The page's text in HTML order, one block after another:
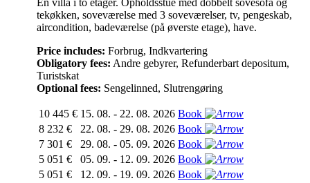
En villa i to etager. Opholdsstue med dobbelt sovesofa og
tekøkken, soveværelse med 3 soveværelser, tv, pengeskab,
aircondition, badeværelse (på øverste etage), have.
Price includes: Forbrug, Indkvartering
Obligatory fees: Andre gebyrer, Refunderbart depositum,
Turistskat
Optional fees: Sengelinned, Slutrengøring
10 445 € 15. 08. - 22. 08. 2026 Book
8 232 €
22. 08. - 29. 08. 2026 Book
7 301 €
29. 08. - 05. 09. 2026 Book
5 051 €
05. 09. - 12. 09. 2026 Book
5 051 €
12. 09. - 19. 09. 2026 Book